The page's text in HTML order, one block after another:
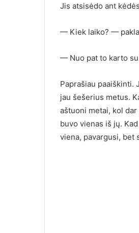
Jis atsisėdo ant
— Kiek laiko? —
— Nuo pat to karto
Paprašiau paaiškinti.
jau šešerius metus.
aštuoni metai, kol
buvo vienas iš jų.
viena, pavargusi, bet